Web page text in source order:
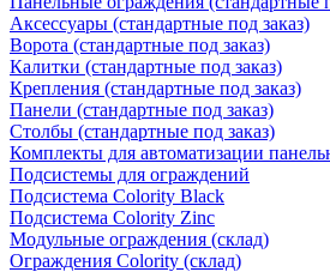
Аксессуары (стандартные под заказ)
Ворота (стандартные под заказ)
Калитки (стандартные под заказ)
Крепления (стандартные под заказ)
Панели (стандартные под заказ)
Столбы (стандартные под заказ)
Комплекты для автоматизации
Подсистемы для ограждений
Подсистема Colority Black
Подсистема Colority Zinc
Модульные ограждения (склад)
Ограждения Colority (склад)